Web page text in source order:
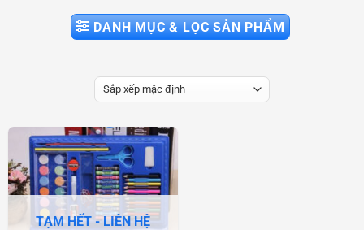
DANH MỤC & LỌC SẢN PHẨM
TẠM HẾT - LIÊN HỆ